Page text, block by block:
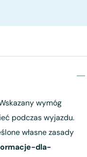
wymóg
podczas wyjazdu.
własne zasady
dla-